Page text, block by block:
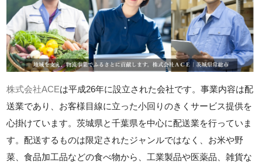
株式会社ACEは平成26年に設立された会社です。事業内容は配
送業であり、お客様目線に立った小回りのきくサービス提供を
心掛けています。茨城県と千葉県を中心に配送業を行っていま
す。配送するものは限定されたジャンルではなく、お米や野
菜、食品加工品などの食べ物から、工業製品や医薬品、雑貨な